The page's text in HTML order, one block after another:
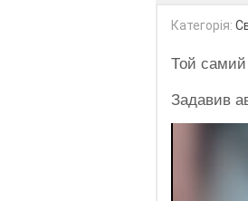
Категорія:
Той самий
Задавив